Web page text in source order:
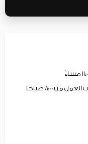
خدمة ما بعد البيع للتركيبات والصيانة: ساعات العمل من 8:00 صباحا